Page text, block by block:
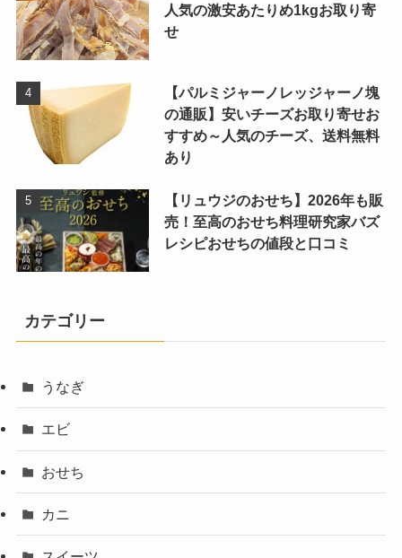
人気の激安あたりめ1kgお取り寄
せ
【パルミジャーノレッジャーノ塊
の通販】安いチーズお取り寄せお
すすめ～人気のチーズ、送料無料
あり
【リュウジのおせち】2026年も販
売！至高のおせち料理研究家バズ
レシピおせちの値段と口コミ
カテゴリー
うなぎ
エビ
おせち
カニ